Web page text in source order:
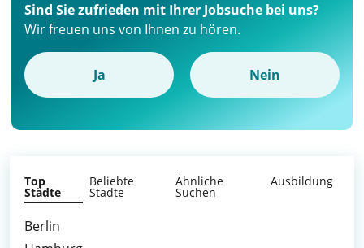
Sind Sie zufrieden mit Ihrer Jobsuche bei uns?
Wir freuen uns von Ihnen zu hören.
Ja Nein
Top
Städte
Beliebte
Städte
Ähnliche
Suchen
Ausbildung
Berlin